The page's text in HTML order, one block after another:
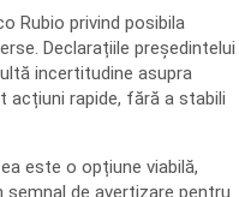
Rubio privind posibila
Declarațiile președintelui
incertitudine asupra
acțiuni rapide, fără a stabili
este o opțiune viabilă,
de avertizare pentru